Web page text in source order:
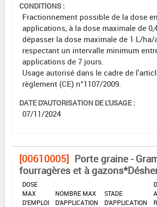
CONDITIONS :
Fractionnement possible de la dose
applications, à la dose maximale de
dépasser la dose maximale de 1 L/ha/
respectant un intervalle minimum
applications de 7 jours.
Usage autorisé dans le cadre de
règlement (CE) n°1107/2009.
DATE D'AUTORISATION DE L'USAGE :
07/11/2024
[00610005] Porte graine -
fourragères et à
DOSE
MAX
D'EMPLOI
NOMBRE MAX
D'APPLICATION
STADE
D'APPLICATION